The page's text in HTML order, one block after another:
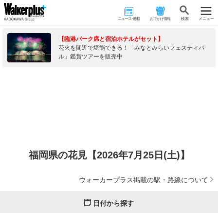
ニュース･連載 おでかけ情報 検 索 メニュー
【臨港パーク席と宿泊ホテルがセット】
花火を間近で堪能できる！「みなとみらいフェスティバ
ル」鑑賞ツアーを販売中
福岡県の花見【2026年7月25日(土)】
ウォーカープラス掲載の駅・路線について
日付から探す